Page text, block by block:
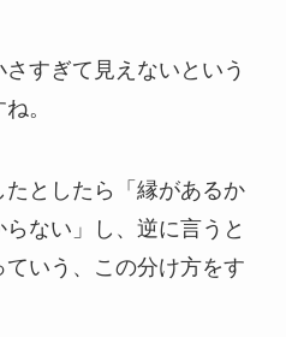
すぎて見えないという
。
としたら「縁があるか
ない」し、逆に言うと
ていう、この分け方をす